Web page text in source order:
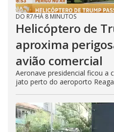
DO R7/HÁ 8 MINUTOS
Helicóptero de
aproxima
avião comercial
Aeronave presidencial ficou a
jato perto do aeroporto